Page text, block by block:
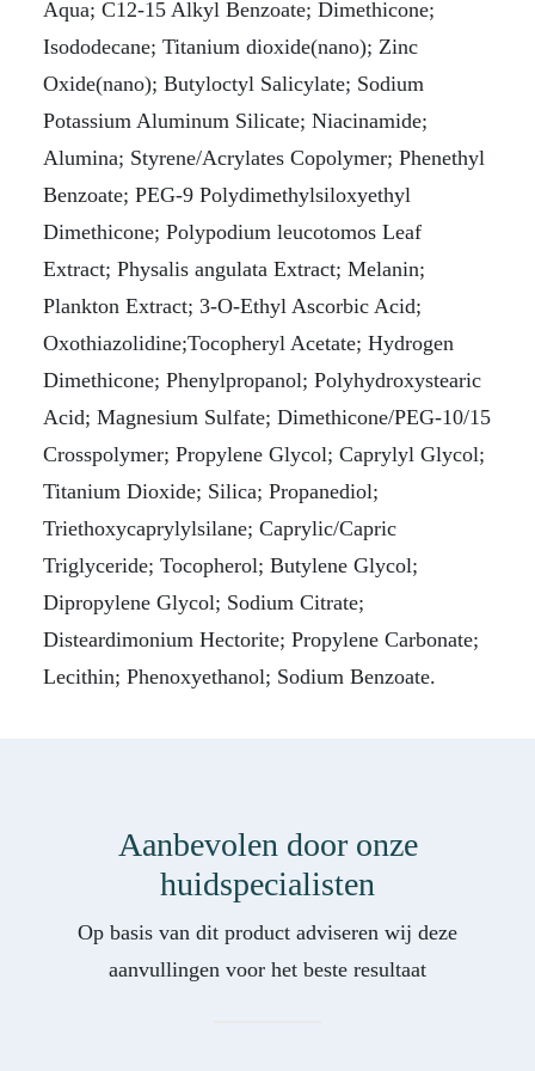
Aqua; C12-15 Alkyl Benzoate; Dimethicone;
Isododecane; Titanium dioxide(nano); Zinc
Oxide(nano); Butyloctyl Salicylate; Sodium
Potassium Aluminum Silicate; Niacinamide;
Alumina; Styrene/Acrylates Copolymer; Phenethyl
Benzoate; PEG-9 Polydimethylsiloxyethyl
Dimethicone; Polypodium leucotomos Leaf
Extract; Physalis angulata Extract; Melanin;
Plankton Extract; 3-O-Ethyl Ascorbic Acid;
Oxothiazolidine;Tocopheryl Acetate; Hydrogen
Dimethicone; Phenylpropanol; Polyhydroxystearic
Acid; Magnesium Sulfate; Dimethicone/PEG-10/15
Crosspolymer; Propylene Glycol; Caprylyl Glycol;
Titanium Dioxide; Silica; Propanediol;
Triethoxycaprylylsilane; Caprylic/Capric
Triglyceride; Tocopherol; Butylene Glycol;
Dipropylene Glycol; Sodium Citrate;
Disteardimonium Hectorite; Propylene Carbonate;
Lecithin; Phenoxyethanol; Sodium Benzoate.
Aanbevolen door onze
huidspecialisten
Op basis van dit product adviseren wij deze
aanvullingen voor het beste resultaat